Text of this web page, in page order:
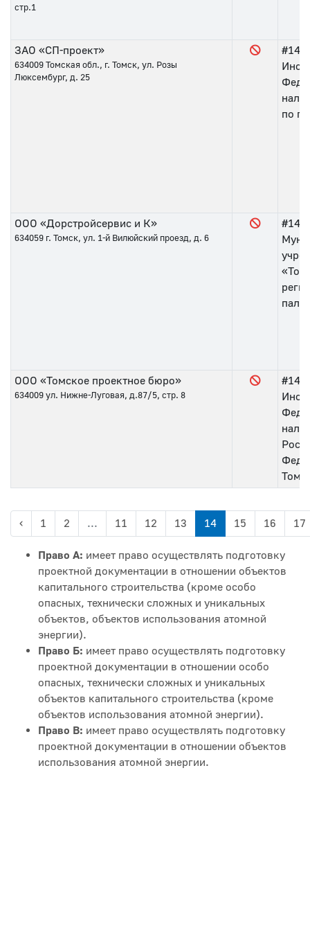
стр.1
ЗАО «СП-проект»
634009 Томская обл., г. Томск, ул. Розы
Люксембург, д. 25
#146
по
ООО «Дорстройсервис и К»
634059 г. Томск, ул. 1-й Вилюйский проезд, д. 6
#144
ООО «Томское проектное бюро»
634009 ул. Нижне-Луговая, д.87/5, стр. 8
#143
‹ 1 2 ... 11 12 13 14 15 16 17
Право А: имеет право осуществлять подготовку
проектной документации в отношении объектов
капитального строительства (кроме особо
опасных, технически сложных и уникальных
объектов, объектов использования атомной
энергии).
Право Б: имеет право осуществлять подготовку
проектной документации в отношении особо
опасных, технически сложных и уникальных
объектов капитального строительства (кроме
объектов использования атомной энергии).
Право В: имеет право осуществлять подготовку
проектной документации в отношении объектов
использования атомной энергии.